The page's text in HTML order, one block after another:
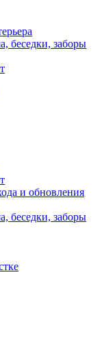
беседки, заборы
и обновления
беседки, заборы